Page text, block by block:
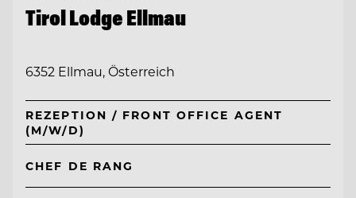
Tirol Lodge Ellmau
6352 Ellmau, Österreich
REZEPTION / FRONT OFFICE AGENT
(M/W/D)
CHEF DE RANG